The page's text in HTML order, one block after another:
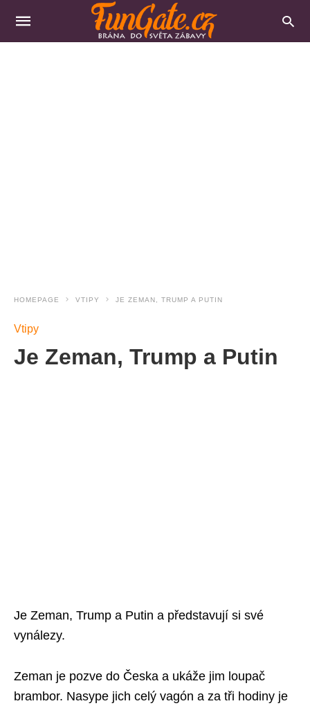
HOMEPAGE VTIPY JE ZEMAN, TRUMP A PUTIN
Vtipy
Je Zeman, Trump a Putin
Je Zeman, Trump a Putin a představují si své
vynálezy.
Zeman je pozve do Česka a ukáže jim loupač
brambor. Nasype jich celý vagón a za tři hodiny je